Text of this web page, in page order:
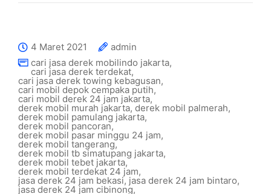
4 Maret 2021
admin
cari jasa derek mobilindo jakarta,
cari jasa derek terdekat,
cari jasa derek towing kebagusan,
cari mobil depok cempaka putih,
cari mobil derek 24 jam jakarta,
derek mobil murah jakarta, derek mobil palmerah,
derek mobil pamulang jakarta,
derek mobil pancoran,
derek mobil pasar minggu 24 jam,
derek mobil tangerang,
derek mobil tb simatupang jakarta,
derek mobil tebet jakarta,
derek mobil terdekat 24 jam,
jasa derek 24 jam bekasi, jasa derek 24 jam bintaro,
jasa derek 24 jam cibinong,